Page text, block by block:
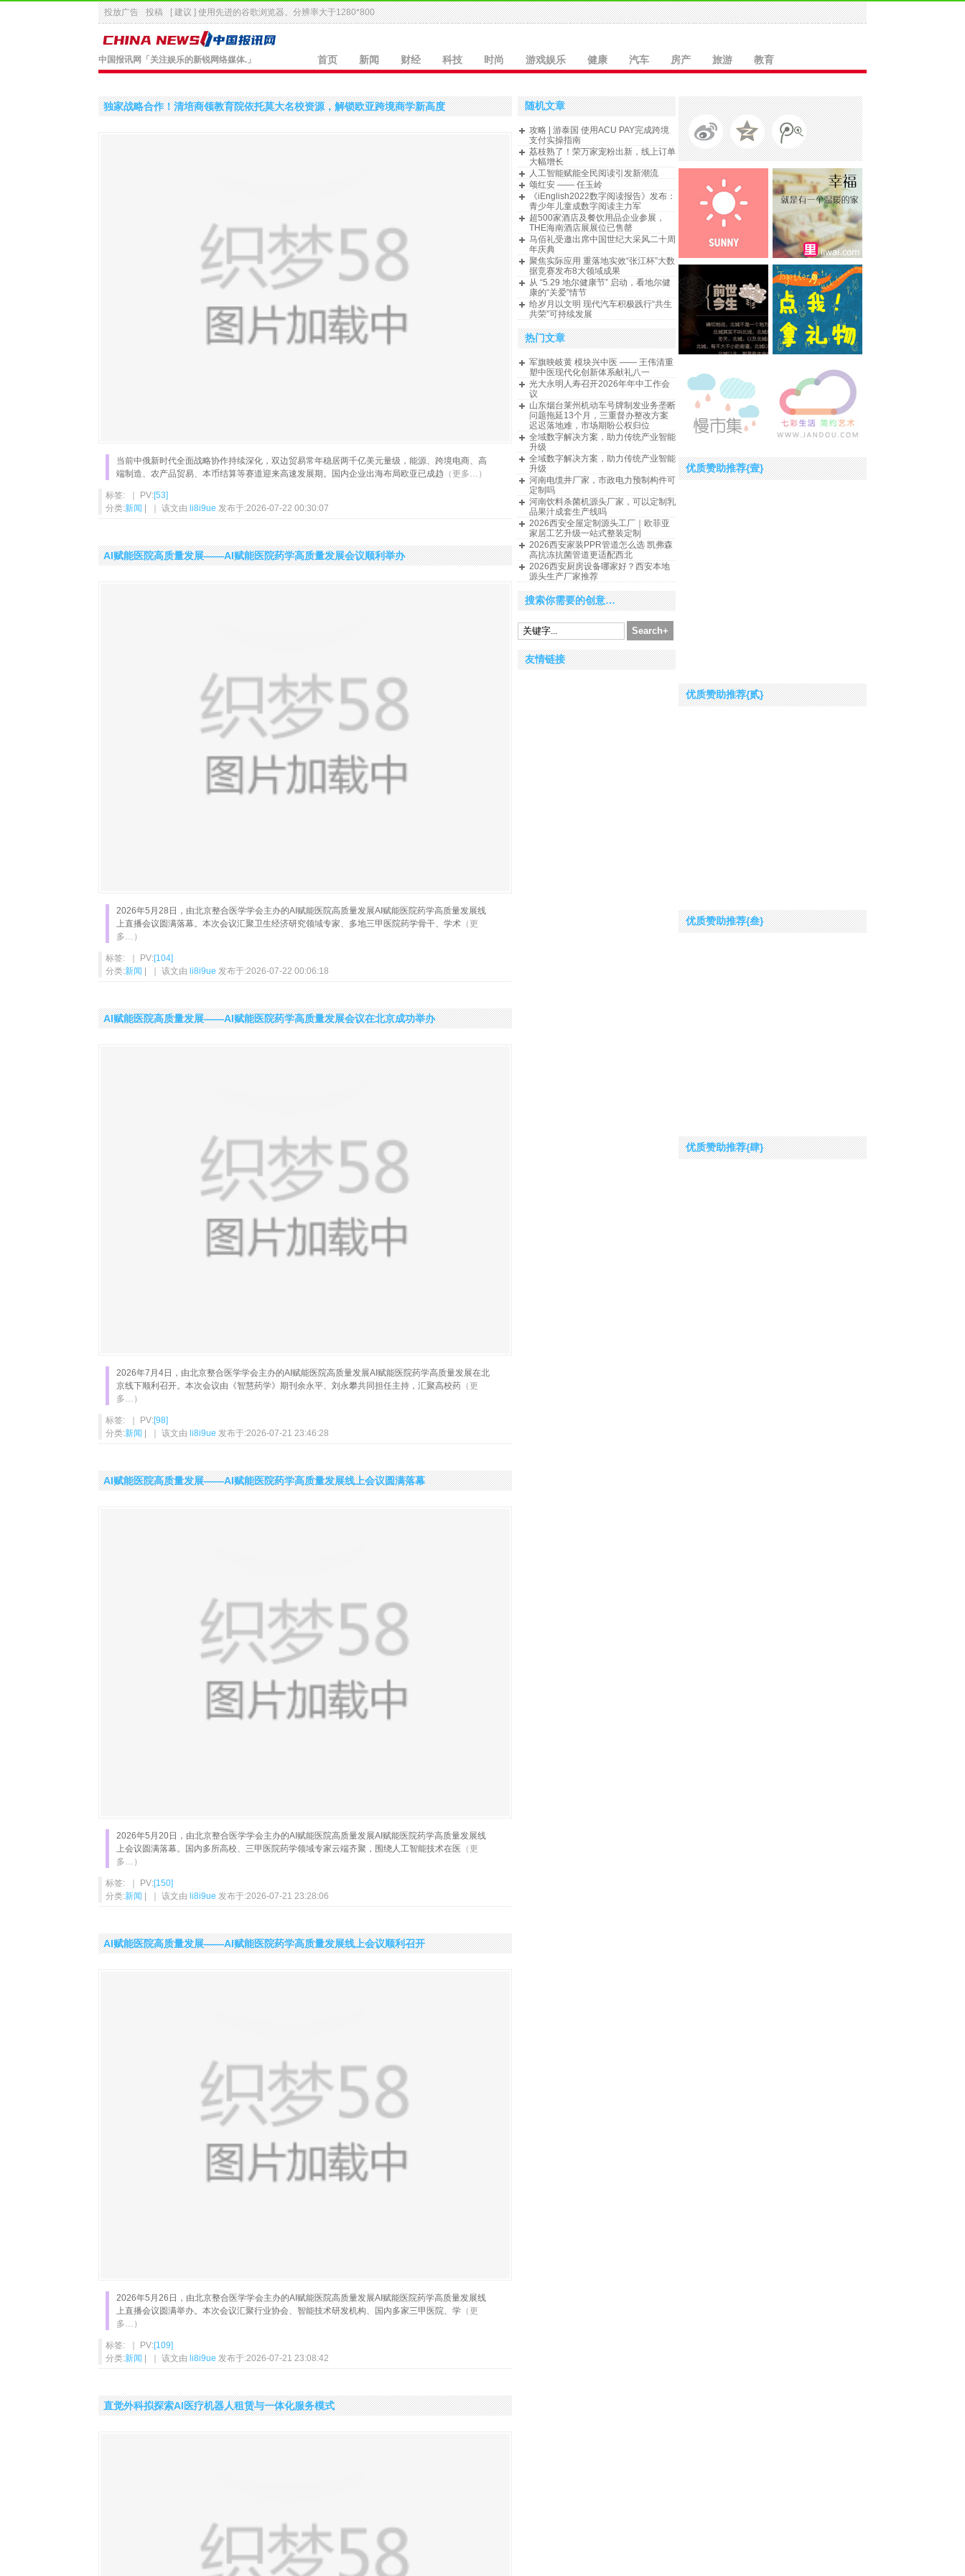
投放广告 投稿 [ 建议 ] 使用先进的谷歌浏览器。分辨率大于1280*800
中国报讯网 「关注娱乐的新锐网络媒体.」 首页 新闻 财经 科技 时尚 游戏娱乐 健康 汽车 房产 旅游 教育
独家战略合作！清培商领教育院依托莫大名校资源，解锁欧亚跨境商学新高度
当前中俄新时代全面战略协作持续深化，双边贸易常年稳居两千亿美元量级，能源、跨境电商、高
端制造、农产品贸易、本币结算等赛道迎来高速发展期。国内企业出海布局欧亚已成趋 （更多…）
标签: ｜ PV:[53]
分类:新闻 | ｜ 该文由 li8i9ue 发布于:2026-07-22 00:30:07
AI赋能医院高质量发展——AI赋能医院药学高质量发展会议顺利举办
2026年5月28日，由北京整合医学学会主办的AI赋能医院高质量发展AI赋能医院药学高质量发展线
上直播会议圆满落幕。本次会议汇聚卫生经济研究领域专家、多地三甲医院药学骨干、学术 （更
多…）
标签: ｜ PV:[104]
分类:新闻 | ｜ 该文由 li8i9ue 发布于:2026-07-22 00:06:18
​AI赋能医院高质量发展——AI赋能医院药学高质量发展会议在北京成功举办
2026年7月4日，由北京整合医学学会主办的AI赋能医院高质量发展AI赋能医院药学高质量发展在北
京线下顺利召开。本次会议由《智慧药学》期刊余永平、刘永攀共同担任主持，汇聚高校药 （更
多…）
标签: ｜ PV:[98]
分类:新闻 | ｜ 该文由 li8i9ue 发布于:2026-07-21 23:46:28
AI赋能医院高质量发展——AI赋能医院药学高质量发展线上会议圆满落幕
2026年5月20日，由北京整合医学学会主办的AI赋能医院高质量发展AI赋能医院药学高质量发展线
上会议圆满落幕。国内多所高校、三甲医院药学领域专家云端齐聚，围绕人工智能技术在医 （更
多…）
标签: ｜ PV:[150]
分类:新闻 | ｜ 该文由 li8i9ue 发布于:2026-07-21 23:28:06
​AI赋能医院高质量发展——AI赋能医院药学高质量发展线上会议顺利召开
2026年5月26日，由北京整合医学学会主办的AI赋能医院高质量发展AI赋能医院药学高质量发展线
上直播会议圆满举办。本次会议汇聚行业协会、智能技术研发机构、国内多家三甲医院、学 （更
多…）
标签: ｜ PV:[109]
分类:新闻 | ｜ 该文由 li8i9ue 发布于:2026-07-21 23:08:42
直觉外科拟探索AI医疗机器人租赁与一体化服务模式
随机文章
攻略 | 游泰国 使用ACU PAY完成跨境
支付实操指南
荔枝熟了！荣万家宠粉出新，线上订单
大幅增长
人工智能赋能全民阅读引发新潮流
颂红安 —— 任玉岭
《iEnglish2022数字阅读报告》发布：
青少年儿童成数字阅读主力军
超500家酒店及餐饮用品企业参展，
THE海南酒店展展位已售罄
马佰礼受邀出席中国世纪大采风二十周
年庆典
聚焦实际应用 重落地实效“张江杯”大数
据竞赛发布8大领域成果
从 “5.29 地尔健康节” 启动，看地尔健
康的“关爱”情节
给岁月以文明 现代汽车积极践行“共生
共荣”可持续发展
热门文章
军旗映岐黄 模块兴中医 —— 王伟清重
塑中医现代化创新体系献礼八一
光大永明人寿召开2026年年中工作会
议
山东烟台莱州机动车号牌制发业务垄断
问题拖延13个月，三重督办整改方案
迟迟落地难，市场期盼公权归位
全域数字解决方案，助力传统产业智能
升级
全域数字解决方案，助力传统产业智能
升级
河南电缆井厂家，市政电力预制构件可
定制吗
河南饮料杀菌机源头厂家，可以定制乳
品果汁成套生产线吗
2026西安全屋定制源头工厂｜欧菲亚
家居工艺升级一站式整装定制
2026西安家装PPR管道怎么选 凯弗森
高抗冻抗菌管道更适配西北
2026西安厨房设备哪家好？西安本地
源头生产厂家推荐
搜索你需要的创意…
友情链接
优质赞助推荐{壹}
优质赞助推荐{贰}
优质赞助推荐{叁}
优质赞助推荐{肆}